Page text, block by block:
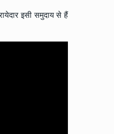
इसी समुदाय से हैं